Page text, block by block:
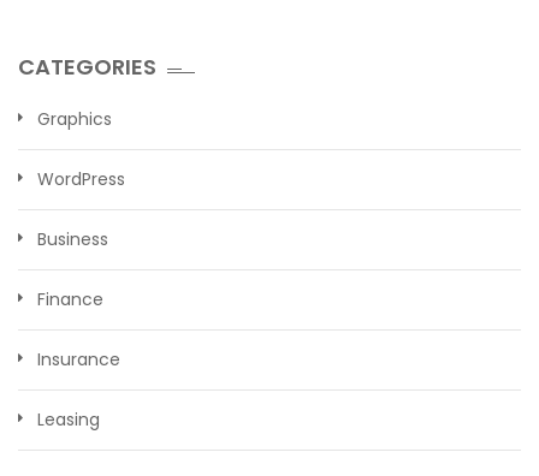
CATEGORIES
Graphics
WordPress
Business
Finance
Insurance
Leasing